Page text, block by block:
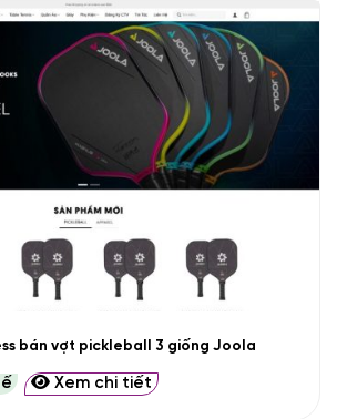
bán vợt pickleball 3 giống Joola
Xem chi tiết